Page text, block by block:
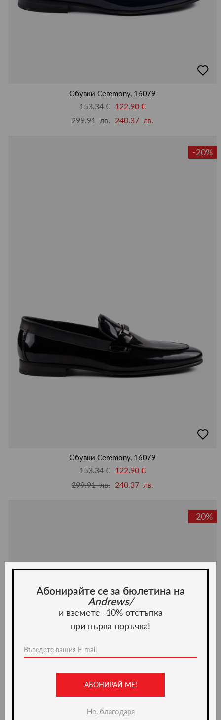
в
Обувки Ceremony, 16079
153.34 € 122.90 €
299.91 лв. 240.37 лв.
-20%
в
Обувки Ceremony, 16079
153.34 € 122.90 €
299.91 лв. 240.37 лв.
-20%
Абонирайте се за бюлетина на
Andrews/
и вземете -10% отстъпка
при първа поръчка!
АБОНИРАЙ МЕ!
Не, благодаря